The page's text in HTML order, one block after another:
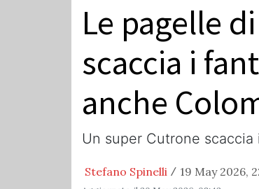
Le pagelle
scaccia i
anche
Un super Cutrone
Stefano Spinelli / 19 May 2026,